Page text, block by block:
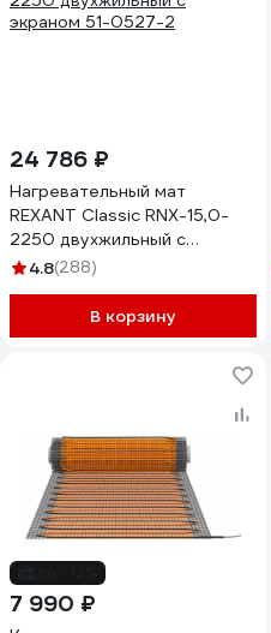
24 786 ₽
Нагревательный мат
REXANT Classic RNX-15,0-
2250 двухжильный с
экраном 51-0527-2
4.8(288)
В корзину
7 990 ₽